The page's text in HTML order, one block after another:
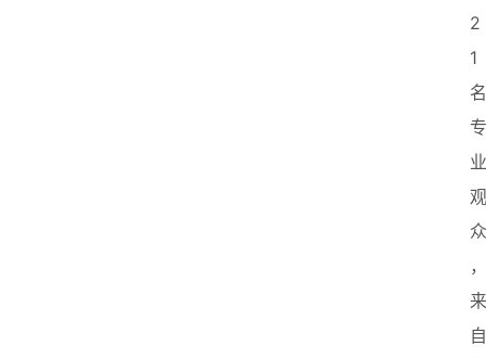
2
1
名
专
业
观
众
，
来
自